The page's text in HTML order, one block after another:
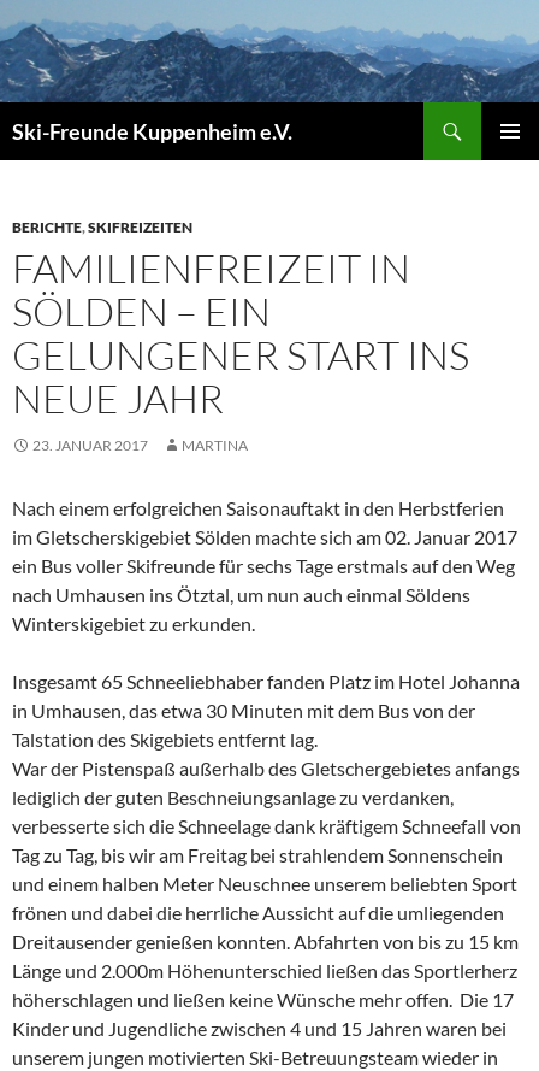
Inhalt
springen
Ski-Freunde Kuppenheim e.V.
BERICHTE,SKIFREIZEITEN
FAMILIENFREIZEIT IN
SÖLDEN – EIN
GELUNGENER START INS
NEUE JAHR
23. JANUAR 2017 MARTINA
Nach einem erfolgreichen Saisonauftakt in den Herbstferien
im Gletscherskigebiet Sölden machte sich am 02. Januar 2017
ein Bus voller Skifreunde für sechs Tage erstmals auf den Weg
nach Umhausen ins Ötztal, um nun auch einmal Söldens
Winterskigebiet zu erkunden.
Insgesamt 65 Schneeliebhaber fanden Platz im Hotel Johanna
in Umhausen, das etwa 30 Minuten mit dem Bus von der
Talstation des Skigebiets entfernt lag.
War der Pistenspaß außerhalb des Gletschergebietes anfangs
lediglich der guten Beschneiungsanlage zu verdanken,
verbesserte sich die Schneelage dank kräftigem Schneefall von
Tag zu Tag, bis wir am Freitag bei strahlendem Sonnenschein
und einem halben Meter Neuschnee unserem beliebten Sport
frönen und dabei die herrliche Aussicht auf die umliegenden
Dreitausender genießen konnten. Abfahrten von bis zu 15 km
Länge und 2.000m Höhenunterschied ließen das Sportlerherz
höherschlagen und ließen keine Wünsche mehr offen. Die 17
Kinder und Jugendliche zwischen 4 und 15 Jahren waren bei
unserem jungen motivierten Ski-Betreuungsteam wieder in